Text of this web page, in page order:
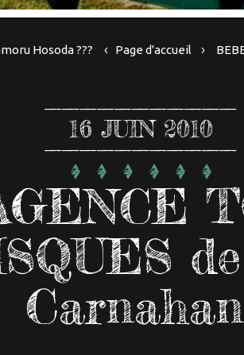
Hosoda ??? Page d'accueil
16 JUIN 2010